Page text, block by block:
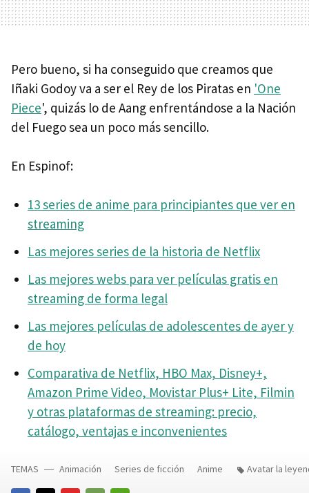
Pero bueno, si ha conseguido que creamos que
Iñaki Godoy va a ser el Rey de los Piratas en 'One
Piece', quizás lo de Aang enfrentándose a la Nación
del Fuego sea un poco más sencillo.
En Espinof:
13 series de anime para principiantes que ver en
streaming
Las mejores series de la historia de Netflix
Las mejores webs para ver películas gratis en
streaming de forma legal
Las mejores películas de adolescentes de ayer y
de hoy
Comparativa de Netflix, HBO Max, Disney+,
Amazon Prime Video, Movistar Plus+ Lite, Filmin
y otras plataformas de streaming: precio,
catálogo, ventajas e inconvenientes
TEMAS Animación Series de ficción Anime Avatar la